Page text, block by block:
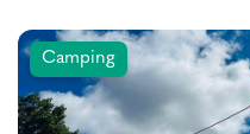
Camping